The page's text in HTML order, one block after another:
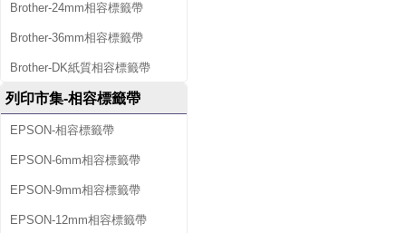
Brother-24mm相容標籤帶
Brother-36mm相容標籤帶
Brother-DK紙質相容標籤帶
列印市集-相容標籤帶
EPSON-相容標籤帶
EPSON-6mm相容標籤帶
EPSON-9mm相容標籤帶
EPSON-12mm相容標籤帶